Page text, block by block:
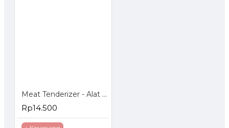
Meat Tenderizer - Alat Pelunak Daging
Rp14.500